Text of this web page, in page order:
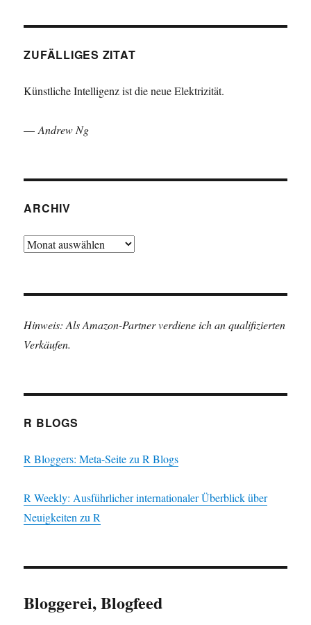
ZUFÄLLIGES ZITAT
Künstliche Intelligenz ist die neue Elektrizität.
—Andrew Ng
ARCHIV
Archiv
Hinweis: Als Amazon-Partner verdiene ich an qualifizierten
Verkäufen.
R BLOGS
R Bloggers: Meta-Seite zu R Blogs
R Weekly: Ausführlicher internationaler Überblick über
Neuigkeiten zu R
Bloggerei, Blogfeed